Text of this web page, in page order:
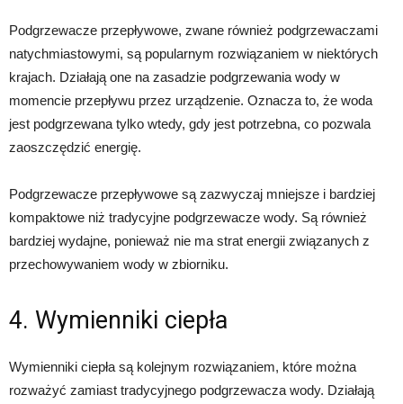
Podgrzewacze przepływowe, zwane również podgrzewaczami
natychmiastowymi, są popularnym rozwiązaniem w niektórych
krajach. Działają one na zasadzie podgrzewania wody w
momencie przepływu przez urządzenie. Oznacza to, że woda
jest podgrzewana tylko wtedy, gdy jest potrzebna, co pozwala
zaoszczędzić energię.
Podgrzewacze przepływowe są zazwyczaj mniejsze i bardziej
kompaktowe niż tradycyjne podgrzewacze wody. Są również
bardziej wydajne, ponieważ nie ma strat energii związanych z
przechowywaniem wody w zbiorniku.
4. Wymienniki ciepła
Wymienniki ciepła są kolejnym rozwiązaniem, które można
rozważyć zamiast tradycyjnego podgrzewacza wody. Działają